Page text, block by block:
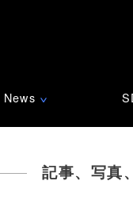
News ∨
記事、写真